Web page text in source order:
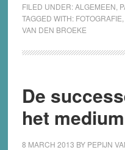
FILED UNDER:ALGEMEEN
TAGGED WITH: FOTOGRAFIE
VAN DEN BROEKE
De
het medium
8 MARCH 2013 BY PEPIJN